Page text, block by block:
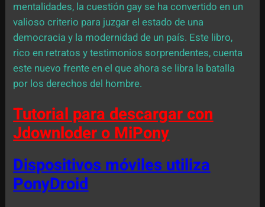
mentalidades, la cuestión gay se ha convertido en un
valioso criterio para juzgar el estado de una
democracia y la modernidad de un país. Este libro,
rico en retratos y testimonios sorprendentes, cuenta
este nuevo frente en el que ahora se libra la batalla
por los derechos del hombre.
Tutorial para descargar con
Jdownloder o MiPony
Dispositivos móviles utiliza
PonyDroid